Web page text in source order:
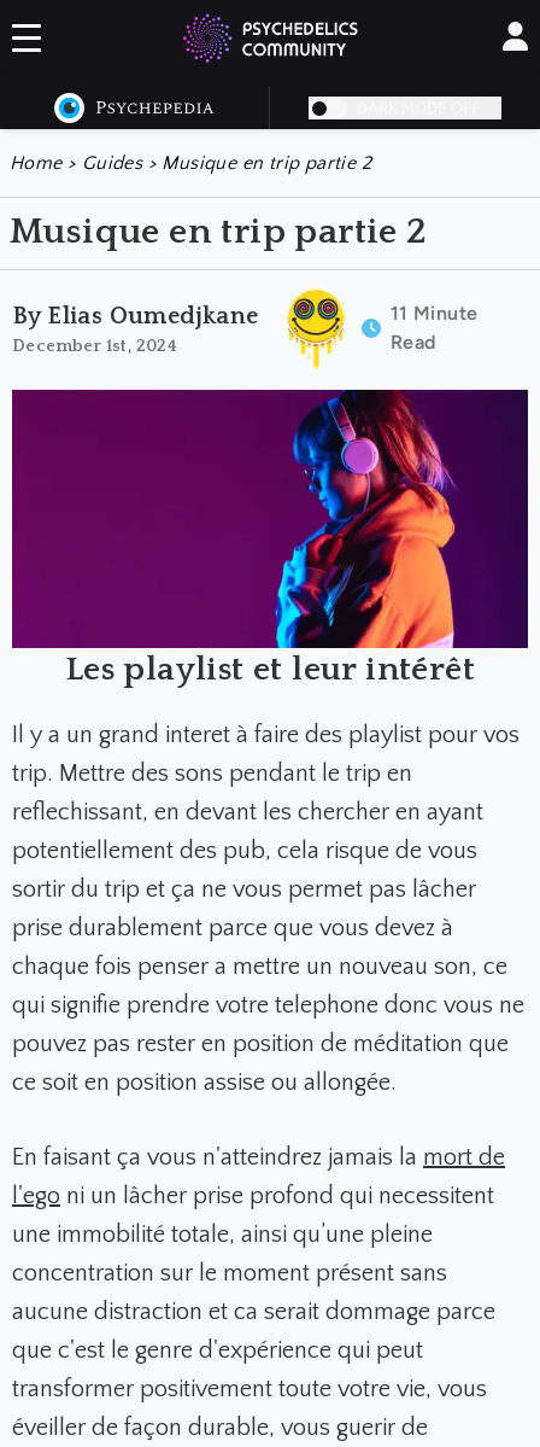
Home > Guides> Musique en trip partie 2
Musique en trip partie 2
By Elias Oumedjkane
December 1st, 2024
11 Minute
Read
Les playlist et leur intérêt
Il y a un grand interet à faire des playlist pour vos
trip. Mettre des sons pendant le trip en
reflechissant, en devant les chercher en ayant
potentiellement des pub, cela risque de vous
sortir du trip et ça ne vous permet pas lâcher
prise durablement parce que vous devez à
chaque fois penser a mettre un nouveau son, ce
qui signifie prendre votre telephone donc vous ne
pouvez pas rester en position de méditation que
ce soit en position assise ou allongée.
En faisant ça vous n'atteindrez jamais la mort de
l'ego ni un lâcher prise profond qui necessitent
une immobilité totale, ainsi qu’une pleine
concentration sur le moment présent sans
aucune distraction et ca serait dommage parce
que c'est le genre d'expérience qui peut
transformer positivement toute votre vie, vous
éveiller de façon durable, vous guerir de